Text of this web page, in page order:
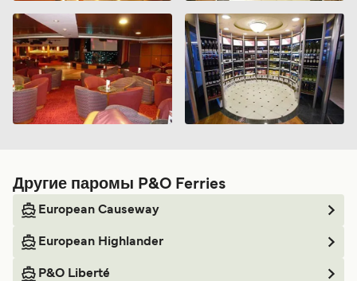
Другие паромы P&O Ferries
European Causeway
European Highlander
P&O Liberté